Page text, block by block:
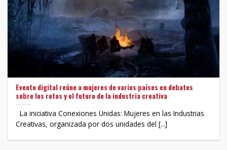
Evento digital reúne a mujeres de varios países en debates
sobre los retos y el futuro de la industria creativa
La iniciativa Conexiones Unidas: Mujeres en las Industrias
Creativas, organizada por dos unidades del [...]